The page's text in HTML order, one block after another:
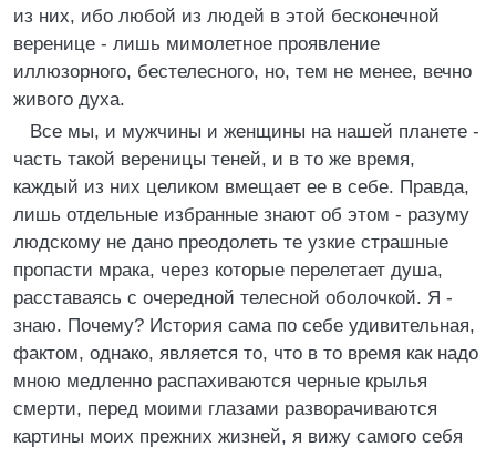
из них, ибо любой из людей в этой бесконечной
веренице - лишь мимолетное проявление
иллюзорного, бестелесного, но, тем не менее, вечно
живого духа.
Все мы, и мужчины и женщины на нашей планете -
часть такой вереницы теней, и в то же время,
каждый из них целиком вмещает ее в себе. Правда,
лишь отдельные избранные знают об этом - разуму
людскому не дано преодолеть те узкие страшные
пропасти мрака, через которые перелетает душа,
расставаясь с очередной телесной оболочкой. Я -
знаю. Почему? История сама по себе удивительная,
фактом, однако, является то, что в то время как надо
мною медленно распахиваются черные крылья
смерти, перед моими глазами разворачиваются
картины моих прежних жизней, я вижу самого себя